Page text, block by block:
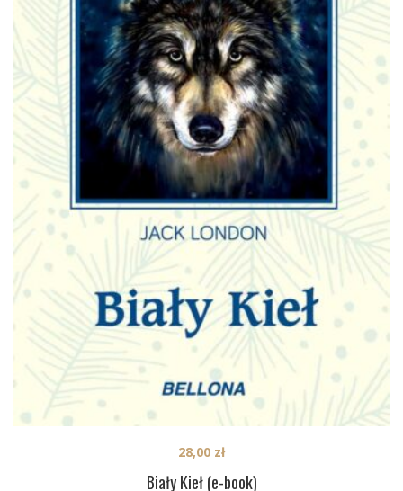
Biały Kieł (e-book)
28,00 zł